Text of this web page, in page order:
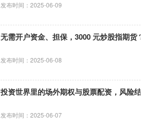
发布时间：2025-06-09
无需开户资金、担保，3000 元炒股指期货？
发布时间：2025-06-08
投资世界里的场外期权与股票配资，风险结
发布时间：2025-06-07